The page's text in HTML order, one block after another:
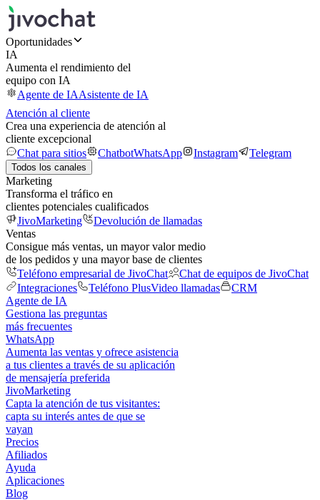
Oportunidades
IA
Aumenta el rendimiento del
equipo con IA
Agente de IAAsistente de IA
Atención al cliente
Crea una experiencia de atención al
cliente excepcional
Chat para sitios
ChatbotWhatsApp Instagram Telegram
Todos los canales
Marketing
Transforma el tráfico en
clientes potenciales cualificados
JivoMarketing
Devolución de llamadas
Ventas
Consigue más ventas, un mayor valor medio
de los pedidos y una mayor base de clientes
Teléfono empresarial de JivoChat
Chat de equipos de JivoChat
Integraciones
Teléfono PlusVideo llamadas
CRM
Agente de IA
Gestiona las preguntas
más frecuentes
WhatsApp
Aumenta las ventas y ofrece asistencia
a tus clientes a través de su aplicación
de mensajería preferida
JivoMarketing
Capta la atención de tus visitantes:
capta su interés antes de que se
vayan
Precios
Afiliados
Ayuda
Aplicaciones
Blog